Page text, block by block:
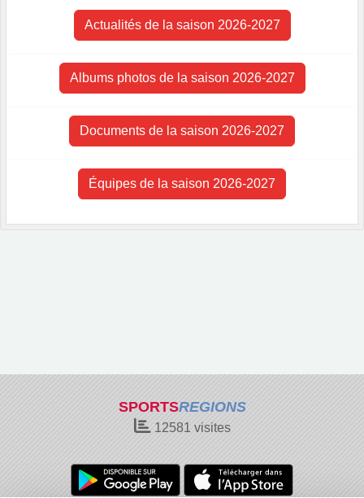
Actualités de la saison 2026-2027
Albums photos de la saison 2026-2027
Documents de la saison 2026-2027
Équipes de la saison 2026-2027
SPORTSREGIONS
12581 visites